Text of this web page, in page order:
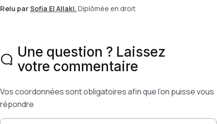
Relu parSofia El Allaki. Diplômée en droit
Une question ? Laissez
votre commentaire
Vos coordonnées sont obligatoires afin que l’on puisse vous
répondre